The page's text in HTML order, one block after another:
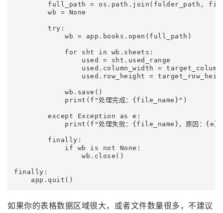
full_path = os.path.join(folder_path,
        wb = None
        try:
            wb = app.books.open(full_path)
            for sht in wb.sheets:
                used = sht.used_range
used.column_width =
used.row_height =
            wb.save()
            print(f"处理完成：{file_name}")
        except Exception as e:
print(f"处理失败：{file_name}，原因：
        finally:
            if wb is not None:
                wb.close()
finally:
如果你的表格数据区域很大，或者文件数量很多，不建议